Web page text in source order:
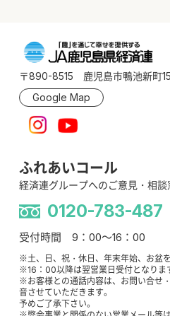
〒890-8515 鹿児島市鴨池新町
Google Map
ふれあいコール
経済連グループへのご意見・相談
0120-783-487
受付時間 9：00～16：00
※土、日、祝・休日、年末年始、お盆を
※16：00以降は翌営業日受付となりま
※お客様との通話内容は、お問い合せ
音させていただきます。
予めご了承下さい。